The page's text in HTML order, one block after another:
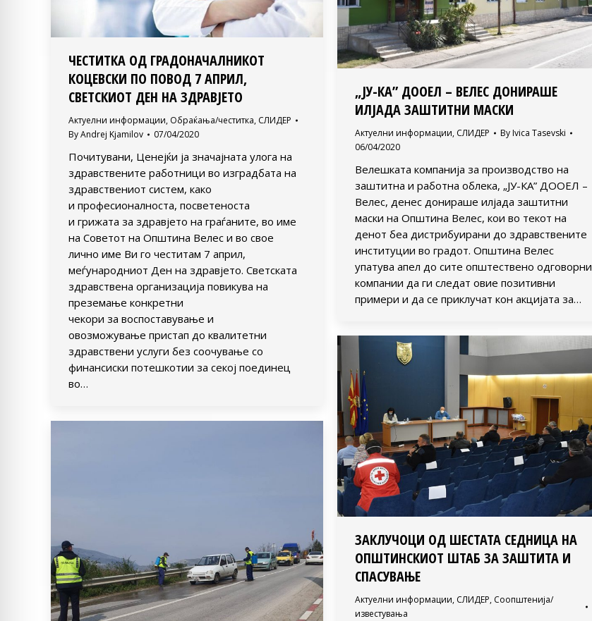
ЧЕСТИТКА ОД ГРАДОНАЧАЛНИКОТ
КОЦЕВСКИ ПО ПОВОД 7 АПРИЛ,
СВЕТСКИОТ ДЕН НА ЗДРАВЈЕТО
Актуелни информации, Обраќања/честитка, СЛИДЕР
ByAndrej Kjamilov 07/04/2020
Почитувани, Ценејќи ја значајната улога на
здравствените работници во изградбата на
здравствениот систем, како
и професионалноста, посветеноста
и грижата за здравјето на граѓаните, во име
на Советот на Општина Велес и во свое
лично име Ви го честитам 7 април,
меѓународниот Ден на здравјето. Светската
здравствена организација повикува на
преземање конкретни
чекори за воспоставување и
овозможување пристап до квалитетни
здравствени услуги без соочување со
финансиски потешкотии за секој поединец
во…
„ЈУ-КА” ДООЕЛ – ВЕЛЕС ДОНИРАШЕ
ИЛЈАДА ЗАШТИТНИ МАСКИ
Актуелни информации, СЛИДЕР By Ivica Tasevski
06/04/2020
Велешката компанија за производство на
заштитна и работна облека, „ЈУ-КА” ДООЕЛ –
Велес, денес донираше илјада заштитни
маски на Општина Велес, кои во текот на
денот беа дистрибуирани до здравствените
институции во градот. Општина Велес
упатува апел до сите општествено одговорни
компании да ги следат овие позитивни
примери и да се приклучат кон акцијата за…
ЗАКЛУЧОЦИ ОД ШЕСТАТА СЕДНИЦА НА
ОПШТИНСКИОТ ШТАБ ЗА ЗАШТИТА И
СПАСУВАЊЕ
Актуелни информации, СЛИДЕР, Соопштенија/
известувања